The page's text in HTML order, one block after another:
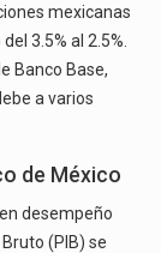
mexicanas
3.5% al 2.5%.
Banco Base,
a varios
de México
desempeño
(PIB) se